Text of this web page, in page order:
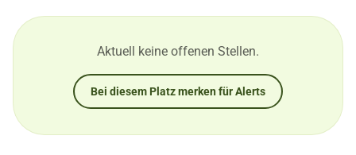
Aktuell keine offenen Stellen.
Bei diesem Platz merken für Alerts